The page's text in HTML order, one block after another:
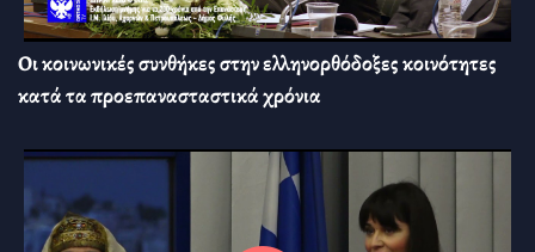
Οι κοινωνικές συνθήκες στην ελληνορθόδοξες κοινότητες
κατά τα προεπανασταστικά χρόνια